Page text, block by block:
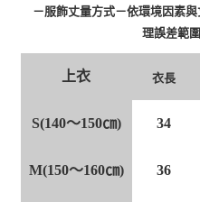
－服飾丈量方式－依環境因素
理誤差範
上衣 衣長
S(140～150㎝) 34
M(150～160㎝) 36